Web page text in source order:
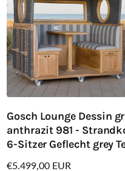
Gosch Lounge Dessin
anthrazit 981 -
6-Sitzer Geflecht grey
Normaler
€5.499,00 EUR